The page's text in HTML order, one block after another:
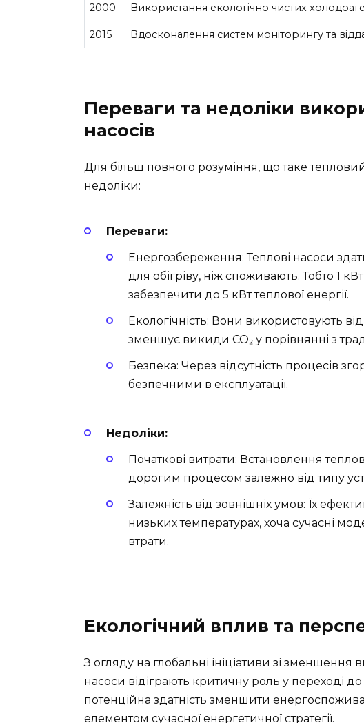
2000 Використання екологічно чистих
2015 Вдосконалення систем моніторингу та
Переваги та недоліки
насосів
Для більш повного розуміння, що таке
недоліки:
Переваги:
Енергозбереження: Теплові насоси
для обігріву, ніж споживають. Тобто 1
забезпечити до 5 кВт теплової енергії.
Екологічність: Вони використовують
зменшує викиди CO₂ у порівнянні з
Безпека: Через відсутність процесів
безпечними в експлуатації.
Недоліки:
Початкові витрати: Встановлення
дорогим процесом залежно від типу
Залежність від зовнішніх умов: Їх
низьких температурах, хоча сучасні
втрати.
Екологічний вплив та
З огляду на глобальні ініціативи зі зменшення
насоси відіграють критичну роль у переході до
потенційна здатність зменшити
елементом сучасної енергетичної стратегії.